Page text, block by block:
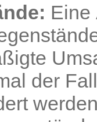
Eine
der